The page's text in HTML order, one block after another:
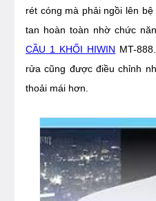
rét cóng mà phải ngồi lên
tan hoàn toàn nhờ chức
CẦU 1 KHỐI HIWIN MT-
rửa cũng được điều chỉnh
thoải mái hơn.